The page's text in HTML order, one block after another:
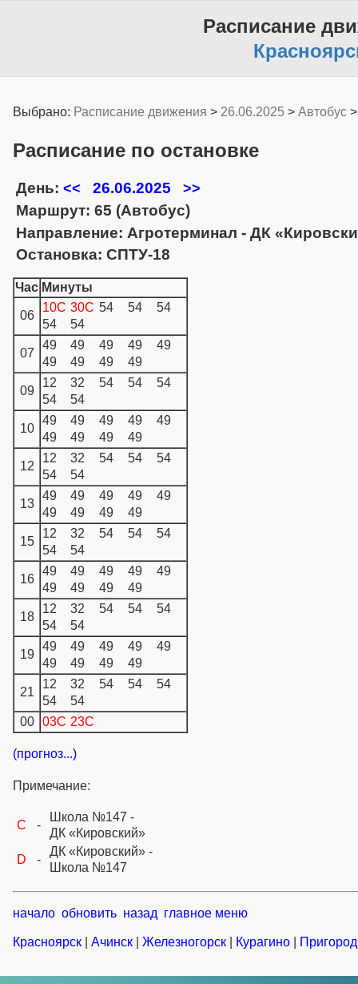
Расписание
Выбрано: Расписание движения > 26.06.2025 > Автобус
Расписание по остановке
День: << 26.06.2025 >>
Маршрут: 65 (Автобус)
Направление: Агротерминал - ДК
Остановка: СПТУ-18
Час Минуты
06
10C 30C 54 54
54
54
54
07
49 49 49 49
49
49
49 49 49
09
12 32 54 54
54
54
54
10
49 49 49 49
49
49
49 49 49
12
12 32 54 54
54
54
54
13
49 49 49 49
49
49
49 49 49
15
12 32 54 54
54
54
54
16
49 49 49 49
49
49
49 49 49
18
12 32 54 54
54
54
54
19
49 49 49 49
49
49
49 49 49
21
12 32 54 54
54
54
54
00
03C 23C
(прогноз...)
Примечание:
C -
Школа №147 -
ДК «Кировский»
D
-
ДК «Кировский» -
Школа №147
начало обновить назад главное меню
Красноярск Ачинск Железногорск Курагино